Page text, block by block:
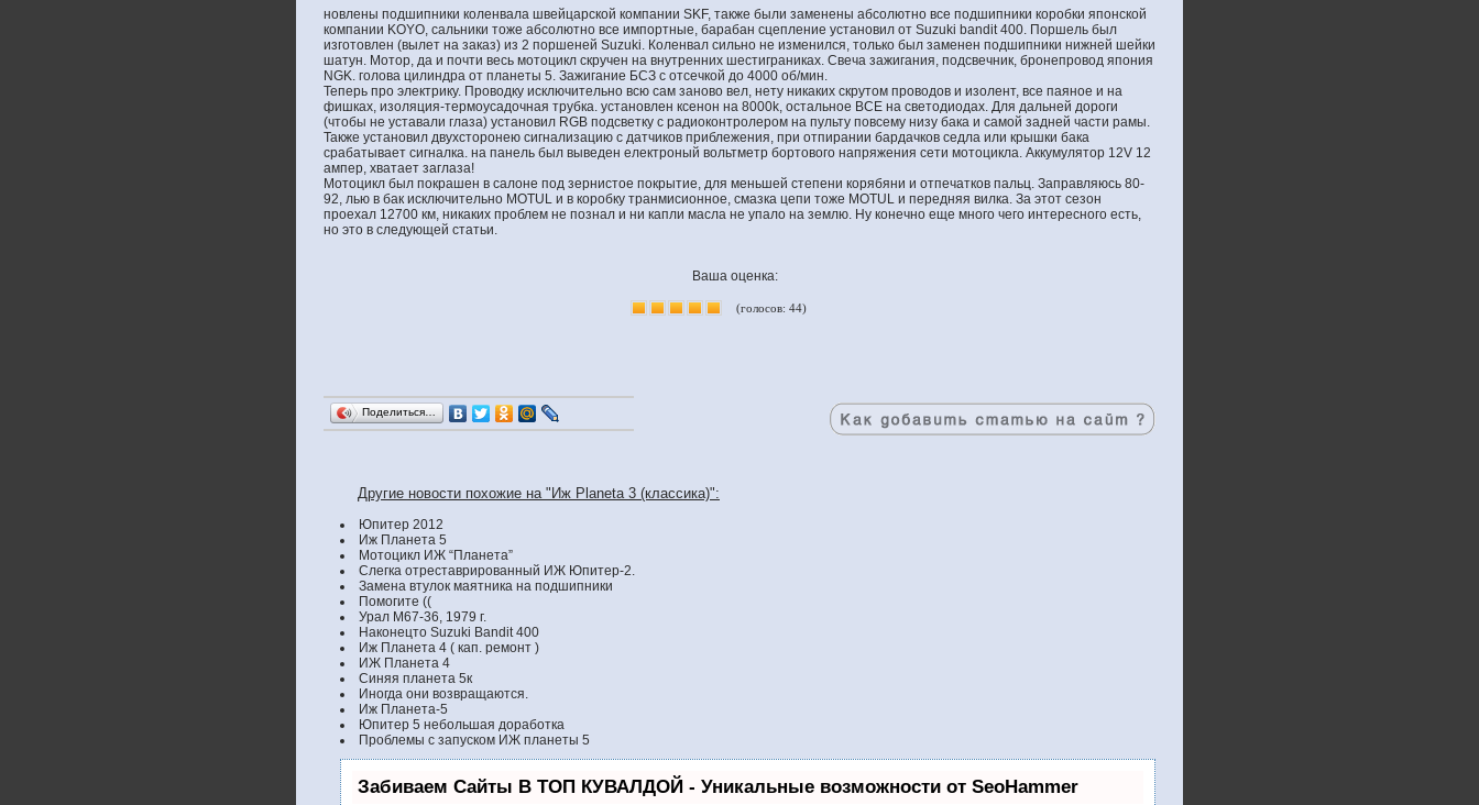
новлены подшипники коленвала швейцарской компании SKF, также были заменены абсолютно все подшипники коробки японской
компании KOYO, сальники тоже абсолютно все импортные, барабан сцепление установил от Suzuki bandit 400. Поршель был
изготовлен (вылет на заказ) из 2 поршеней Suzuki. Коленвал сильно не изменился, только был заменен подшипники нижней шейки
шатун. Мотор, да и почти весь мотоцикл скручен на внутренних шестиграниках. Свеча зажигания, подсвечник, бронепровод япония
NGK. голова цилиндра от планеты 5. Зажигание БСЗ с отсечкой до 4000 об/мин.
Теперь про электрику. Проводку исключительно всю сам заново вел, нету никаких скрутом проводов и изолент, все паяное и на
фишках, изоляция-термоусадочная трубка. установлен ксенон на 8000k, остальное ВСЕ на светодиодах. Для дальней дороги
(чтобы не уставали глаза) установил RGB подсветку с радиоконтролером на пульту повсему низу бака и самой задней части рамы.
Также установил двухсторонею сигнализацию с датчиков приблежения, при отпирании бардачков седла или крышки бака
срабатывает сигналка. на панель был выведен електроный вольтметр бортового напряжения сети мотоцикла. Аккумулятор 12V 12
ампер, хватает заглаза!
Мотоцикл был покрашен в салоне под зернистое покрытие, для меньшей степени корябяни и отпечатков пальц. Заправляюсь 80-
92, лью в бак исключительно MOTUL и в коробку транмисионное, смазка цепи тоже MOTUL и передняя вилка. За этот сезон
проехал 12700 км, никаких проблем не познал и ни капли масла не упало на землю. Ну конечно еще много чего интересного есть,
но это в следующей статьи.
Ваша оценка:
(голосов: 44)
Поделиться…
Другие новости похожие на "Иж Planeta 3 (классика)":
Юпитер 2012
Иж Планета 5
Мотоцикл ИЖ “Планета”
Слегка отреставрированный ИЖ Юпитер-2.
Замена втулок маятника на подшипники
Помогите ((
Урал М67-36, 1979 г.
Наконецто Suzuki Bandit 400
Иж Планета 4 ( кап. ремонт )
ИЖ Планета 4
Синяя планета 5к
Иногда они возвращаются.
Иж Планета-5
Юпитер 5 небольшая доработка
Проблемы с запуском ИЖ планеты 5
Забиваем Сайты В ТОП КУВАЛДОЙ - Уникальные возможности от SeoHammer